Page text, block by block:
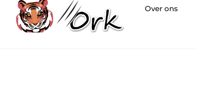
Over ons